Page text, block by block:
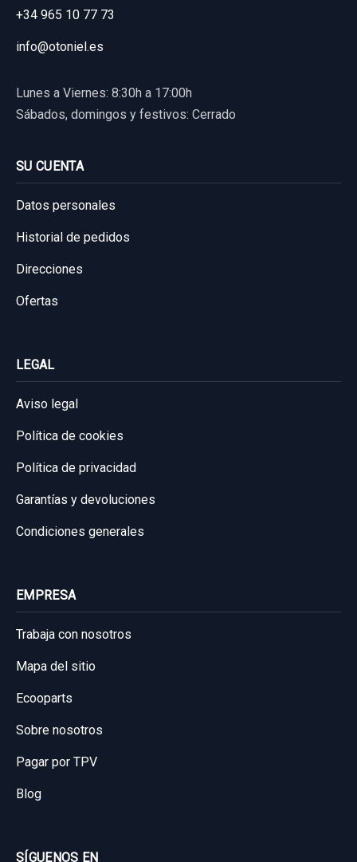
Garantía 1 año
Ref:820992
35,00 €
Sin IVA, gastos de envío no incluidos.
+34 965 10 77 73
info@otoniel.es
Lunes a Viernes: 8:30h a 17:00h
Sábados, domingos y festivos: Cerrado
SU CUENTA
Datos personales
Historial de pedidos
Direcciones
Ofertas
LEGAL
Aviso legal
Política de cookies
Política de privacidad
Garantías y devoluciones
Condiciones generales
EMPRESA
Trabaja con nosotros
Mapa del sitio
Ecooparts
Sobre nosotros
Pagar por TPV
Blog
SÍGUENOS EN